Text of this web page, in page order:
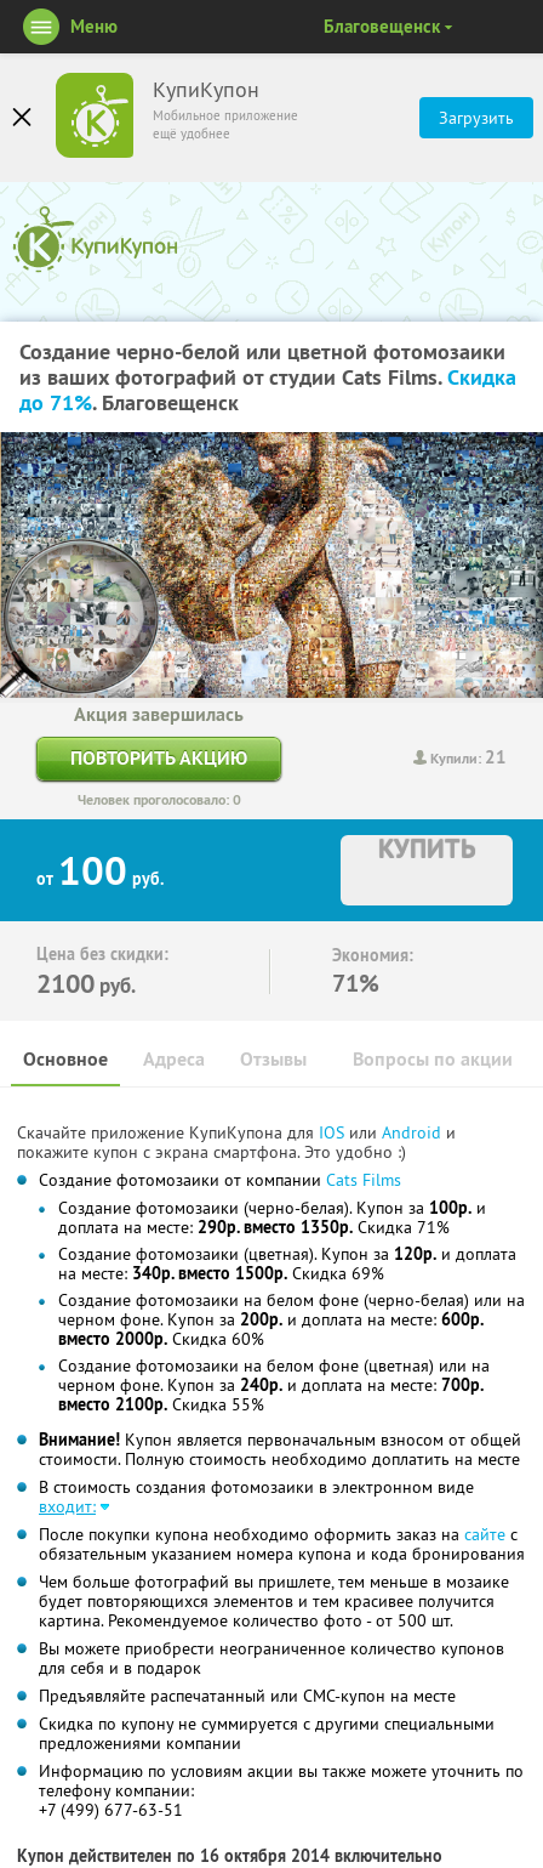
КупиКупон
Мобильное приложение
ещё удобнее
Загрузить
Меню Благовещенск
Создание черно-белой или цветной фотомозаики
из ваших фотографий от студии Cats Films.Скидка
до 71%. Благовещенск
Купили: 21
Акция завершилась
ПОВТОРИТЬ АКЦИЮ
Человек проголосовало: 0
от 100 руб.
КУПИТЬ
Цена без скидки:
2100 руб.
Экономия:
71%
Основное Отзывы Вопросы по акции
Адреса
Скачайте приложение КупиКупона для IOS или Android и
покажите купон с экрана смартфона. Это удобно :)
Создание фотомозаики от компании Cats Films
Создание фотомозаики (черно-белая). Купон за 100р. и
доплата на месте: 290р. вместо 1350р. Скидка 71%
Создание фотомозаики (цветная). Купон за 120р. и доплата
на месте: 340р. вместо 1500р. Скидка 69%
Создание фотомозаики на белом фоне (черно-белая) или на
черном фоне. Купон за 200р. и доплата на месте: 600р.
вместо 2000р. Скидка 60%
Создание фотомозаики на белом фоне (цветная) или на
черном фоне. Купон за 240р. и доплата на месте: 700р.
вместо 2100р. Скидка 55%
Внимание! Купон является первоначальным взносом от общей
стоимости. Полную стоимость необходимо доплатить на месте
В стоимость создания фотомозаики в электронном виде
входит:
После покупки купона необходимо оформить заказ на сайте с
обязательным указанием номера купона и кода бронирования
Чем больше фотографий вы пришлете, тем меньше в мозаике
будет повторяющихся элементов и тем красивее получится
картина. Рекомендуемое количество фото - от 500 шт.
Вы можете приобрести неограниченное количество купонов
для себя и в подарок
Предъявляйте распечатанный или СМС-купон на месте
Скидка по купону не суммируется с другими специальными
предложениями компании
Информацию по условиям акции вы также можете уточнить по
телефону компании:
+7 (499) 677-63-51
Купон действителен по 16 октября 2014 включительно